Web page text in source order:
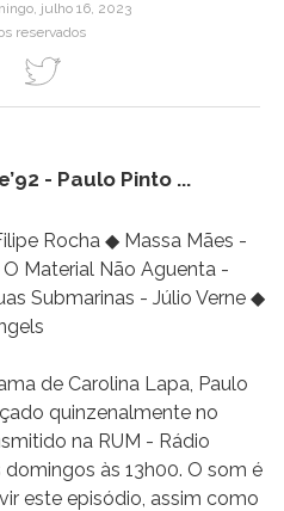
julho 16, 2023
reservados
- Paulo Pinto ...
Rocha ◆ Massa Mães -
Material Não Aguenta -
Submarinas - Júlio Verne ◆
de Carolina Lapa, Paulo
quinzenalmente no
na RUM - Rádio
às 13h00. O som é
este episódio, assim como